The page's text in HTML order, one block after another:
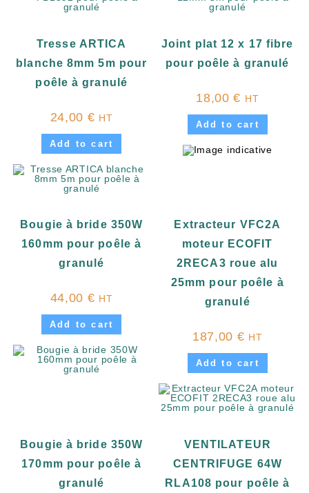
Tresse ARTICA
blanche 8mm 5m pour
poêle à granulé
24,00 € HT
Add to cart
Joint plat 12 x 17 fibre
pour poêle à granulé
18,00€ HT
Add to cart
Bougie à bride 350W
160mm pour poêle à
granulé
44,00 € HT
Add to cart
Extracteur VFC2A
moteur ECOFIT
2RECA3 roue alu
25mm pour poêle à
granulé
187,00 € HT
Add to cart
Bougie à bride 350W
170mm pour poêle à
granulé
VENTILATEUR
CENTRIFUGE 64W
RLA108 pour poêle à